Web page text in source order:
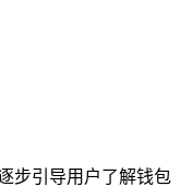
步引导用户了解钱包